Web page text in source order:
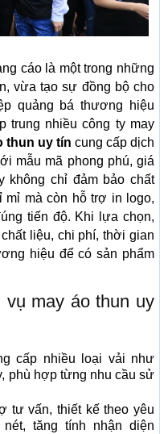
cáo là một trong những
vừa tạo sự đồng bộ cho
quảng bá thương hiệu
trung nhiều công ty may
thun uy tín cung cấp dịch
mẫu mã phong phú, giá
không chỉ đảm bảo chất
mỉ mà còn hỗ trợ in logo,
tiến độ. Khi lựa chọn,
liệu, chi phí, thời gian
hiệu để có sản phẩm
may áo thun uy
cấp nhiều loại vải như
phù hợp từng nhu cầu sử
tư vấn, thiết kế theo yêu
tăng tính nhận diện